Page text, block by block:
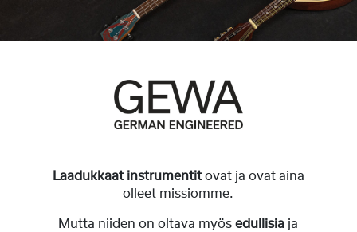
Laadukkaat instrumentitovat ja ovat aina
olleet missiomme.
Mutta niiden on oltava myösedullisia ja